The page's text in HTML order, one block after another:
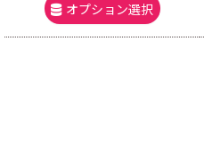
オプション選択